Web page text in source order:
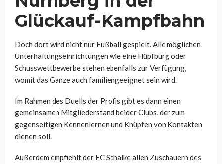
Glückauf-Kampfbahn
Doch dort wird nicht nur Fußball gespielt. Alle möglichen
Unterhaltungseinrichtungen wie eine Hüpfburg oder
Schusswettbewerbe stehen ebenfalls zur Verfügung,
womit das Ganze auch familiengeeignet sein wird.
Im Rahmen des Duells der Profis gibt es dann einen
gemeinsamen Mitgliederstand beider Clubs, der zum
gegenseitigen Kennenlernen und Knüpfen von Kontakten
dienen soll.
Außerdem empfiehlt der FC Schalke allen Zuschauern des